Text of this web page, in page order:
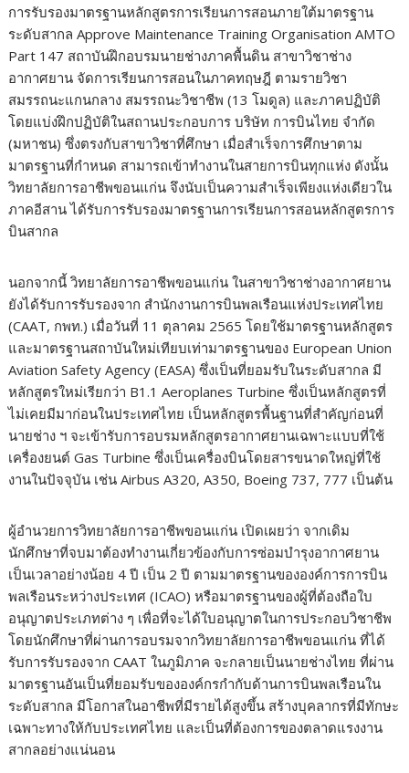
การรับรองมาตรฐานหลักสูตรการเรียนการสอนภายใต้มาตรฐาน
ระดับสากล Approve Maintenance Training Organisation AMTO
Part 147 สถาบันฝึกอบรมนายช่างภาคพื้นดิน สาขาวิชาช่าง
อากาศยาน จัดการเรียนการสอนในภาคทฤษฎี ตามรายวิชา
สมรรถนะแกนกลาง สมรรถนะวิชาชีพ (13 โมดูล) และภาคปฏิบัติ
โดยแบ่งฝึกปฏิบัติในสถานประกอบการ บริษัท การบินไทย จำกัด
(มหาชน) ซึ่งตรงกับสาขาวิชาที่ศึกษา เมื่อสำเร็จการศึกษาตาม
มาตรฐานที่กำหนด สามารถเข้าทำงานในสายการบินทุกแห่ง ดังนั้น
วิทยาลัยการอาชีพขอนแก่น จึงนับเป็นความสำเร็จเพียงแห่งเดียวใน
ภาคอีสาน ได้รับการรับรองมาตรฐานการเรียนการสอนหลักสูตรการ
บินสากล
นอกจากนี้ วิทยาลัยการอาชีพขอนแก่น ในสาขาวิชาช่างอากาศยาน
ยังได้รับการรับรองจาก สำนักงานการบินพลเรือนแห่งประเทศไทย
(CAAT, กพท.) เมื่อวันที่ 11 ตุลาคม 2565 โดยใช้มาตรฐานหลักสูตร
และมาตรฐานสถาบันใหม่เทียบเท่ามาตรฐานของ European Union
Aviation Safety Agency (EASA) ซึ่งเป็นที่ยอมรับในระดับสากล มี
หลักสูตรใหม่เรียกว่า B1.1 Aeroplanes Turbine ซึ่งเป็นหลักสูตรที่
ไม่เคยมีมาก่อนในประเทศไทย เป็นหลักสูตรพื้นฐานที่สำคัญก่อนที่
นายช่าง ฯ จะเข้ารับการอบรมหลักสูตรอากาศยานเฉพาะแบบที่ใช้
เครื่องยนต์ Gas Turbine ซึ่งเป็นเครื่องบินโดยสารขนาดใหญ่ที่ใช้
งานในปัจจุบัน เช่น Airbus A320, A350, Boeing 737, 777 เป็นต้น
ผู้อำนวยการวิทยาลัยการอาชีพขอนแก่น เปิดเผยว่า จากเดิม
นักศึกษาที่จบมาต้องทำงานเกี่ยวข้องกับการซ่อมบำรุงอากาศยาน
เป็นเวลาอย่างน้อย 4 ปี เป็น 2 ปี ตามมาตรฐานขององค์การการบิน
พลเรือนระหว่างประเทศ (ICAO) หรือมาตรฐานของผู้ที่ต้องถือใบ
อนุญาตประเภทต่าง ๆ เพื่อที่จะได้ใบอนุญาตในการประกอบวิชาชีพ
โดยนักศึกษาที่ผ่านการอบรมจากวิทยาลัยการอาชีพขอนแก่น ที่ได้
รับการรับรองจาก CAAT ในภูมิภาค จะกลายเป็นนายช่างไทย ที่ผ่าน
มาตรฐานอันเป็นที่ยอมรับขององค์กรกำกับด้านการบินพลเรือนใน
ระดับสากล มีโอกาสในอาชีพที่มีรายได้สูงขึ้น สร้างบุคลากรที่มีทักษะ
เฉพาะทางให้กับประเทศไทย และเป็นที่ต้องการของตลาดแรงงาน
สากลอย่างแน่นอน